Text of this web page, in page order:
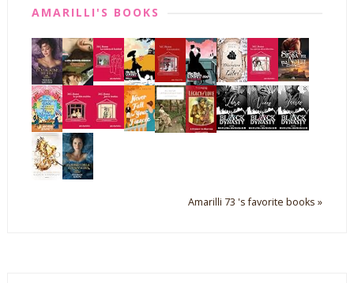
AMARILLI'S BOOKS
Amarilli 73 's favorite books »